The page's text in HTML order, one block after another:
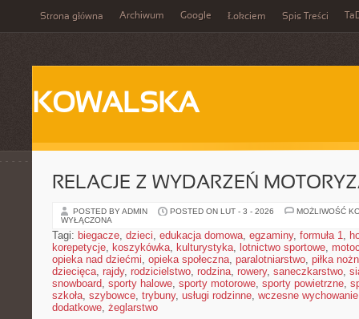
Strona główna Archiwum Google Łokciem Spis Treści
KOWALSKA
RELACJE Z WYDARZEŃ
POSTED BY ADMIN POSTED ON LUT - 3 - 2026
MOŻLIWOŚĆ
WYŁĄCZONA
Tagi: biegacze, dzieci, edukacja domowa, egzaminy, formuła 1,
korepetycje, koszykówka, kulturystyka, lotnictwo sportowe,
opieka nad dziećmi, opieka społeczna, paralotniarstwo, piłka
dziecięca, rajdy, rodzicielstwo, rodzina, rowery, saneczkarstwo,
snowboard, sporty halowe, sporty motorowe, sporty powietrzne,
szkoła, szybowce, trybuny, usługi rodzinne, wczesne wychowanie
dodatkowe, żeglarstwo